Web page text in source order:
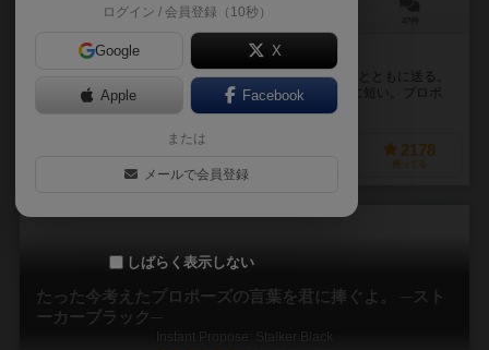
15～30分
即興プロポーズで盛り上がれ!
1人に対して他の全員でプロポーズの言葉を考え、指輪とともに送る。
しかし、使える言葉は限られており考える時間も非常に短い。プロポ
ーズをまともに考えれない状況で、相手にグッとく...
3198 2178
持ってる
たった今考えたプロポーズの言葉を君に捧ぐよ。 ─スト
ーカーブラック─
Instant Propose: Stalker Black
ログイン / 会員登録（10秒）
Google X
Apple Facebook
または
メールで会員登録
しばらく表示しない